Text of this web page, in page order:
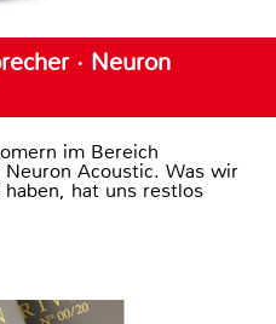
· Neuron
im Bereich
Neuron Acoustic. Was wir
hat uns restlos